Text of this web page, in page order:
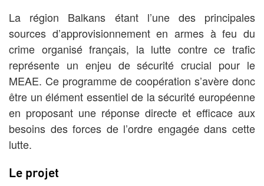
La région Balkans étant l’une des principales
sources d’approvisionnement en armes à feu du
crime organisé français, la lutte contre ce trafic
représente un enjeu de sécurité crucial pour le
MEAE. Ce programme de coopération s’avère donc
être un élément essentiel de la sécurité européenne
en proposant une réponse directe et efficace aux
besoins des forces de l’ordre engagée dans cette
lutte.
Le projet